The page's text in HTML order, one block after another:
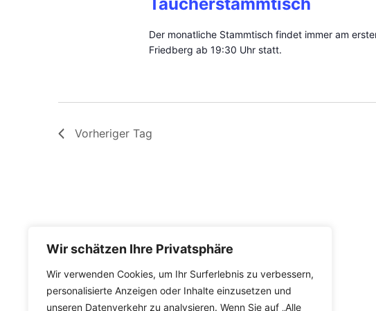
Wir schätzen Ihre Privatsphäre
Wir verwenden Cookies, um Ihr Surferlebnis zu verbessern,
personalisierte Anzeigen oder Inhalte einzusetzen und
unseren Datenverkehr zu analysieren. Wenn Sie auf „Alle
Der monatliche Stammtisch findet immer am
Friedberg ab 19:30 Uhr statt.
Vorheriger Tag